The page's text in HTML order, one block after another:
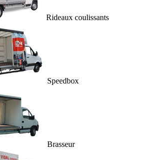
Rideaux coulissants
Speedbox
Brasseur